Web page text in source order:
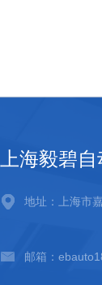
上海毅碧
地址：上海市
邮箱：